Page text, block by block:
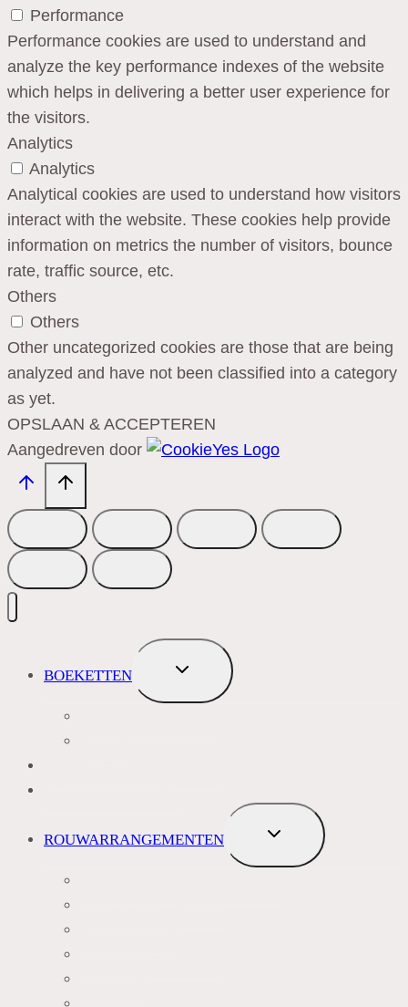
Performance
Performance cookies are used to understand and
analyze the key performance indexes of the website
which helps in delivering a better user experience for
the visitors.
Analytics
Analytics
Analytical cookies are used to understand how visitors
interact with the website. These cookies help provide
information on metrics the number of visitors, bounce
rate, traffic source, etc.
Others
Others
Other uncategorized cookies are those that are being
analyzed and have not been classified into a category
as yet.
OPSLAAN & ACCEPTEREN
Aangedreven door
BOEKETTEN
TOGGLE
SUBMENU
ROUWARRANGEMENTEN
TOGGLE
SUBMENU